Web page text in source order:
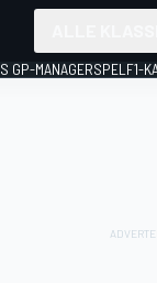
GP-MANAGERSPEL F1-